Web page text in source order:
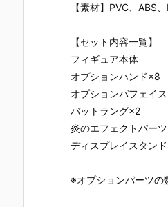
【素材】PVC、ABS
【セット内容一覧】
フィギュア本体
オプションハンド×8
オプションパフェイ
バットラング×2
炎のエフェクトパー
ディスプレイスタン
※オプションパーツの